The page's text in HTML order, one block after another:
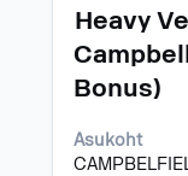
Ametinimetus
Heavy
Bonus)
Asukoht
Töö
täieliku
sisu
valige